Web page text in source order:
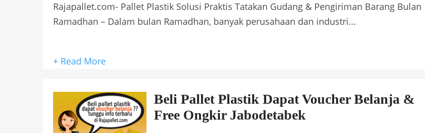
Rajapallet.com- Pallet Plastik Solusi Praktis Tatakan Gudang & Pengiriman Barang Bulan
Ramadhan – Dalam bulan Ramadhan, banyak perusahaan dan industri...
+ Read More
Beli Pallet Plastik Dapat Voucher Belanja &
Free Ongkir Jabodetabek